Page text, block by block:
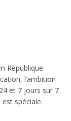
République
l’ambition
et 7 jours sur 7
spéciale.